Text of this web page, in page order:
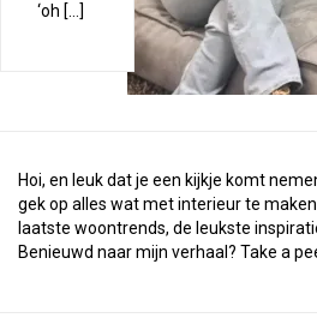
‘oh […]
Hoi, en leuk dat je een kijkje komt
gek op alles wat met interieur te
laatste woontrends, de leukste
Benieuwd naar mijn verhaal? Take a